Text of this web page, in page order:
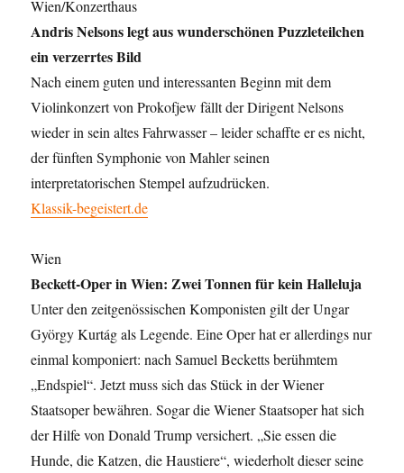
o
k
Wien/Konzerthaus
Andris Nelsons legt aus wunderschönen Puzzleteilchen
ein verzerrtes Bild
Nach einem guten und interessanten Beginn mit dem
Violinkonzert von Prokofjew fällt der Dirigent Nelsons
wieder in sein altes Fahrwasser – leider schaffte er es nicht,
der fünften Symphonie von Mahler seinen
interpretatorischen Stempel aufzudrücken.
Klassik-begeistert.de
Wien
Beckett-Oper in Wien: Zwei Tonnen für kein Halleluja
Unter den zeitgenössischen Komponisten gilt der Ungar
György Kurtág als Legende. Eine Oper hat er allerdings nur
einmal komponiert: nach Samuel Becketts berühmtem
„Endspiel“. Jetzt muss sich das Stück in der Wiener
Staatsoper bewähren. Sogar die Wiener Staatsoper hat sich
der Hilfe von Donald Trump versichert. „Sie essen die
Hunde, die Katzen, die Haustiere“, wiederholt dieser seine